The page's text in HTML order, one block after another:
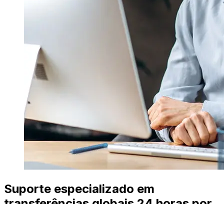
Suporte especializado em